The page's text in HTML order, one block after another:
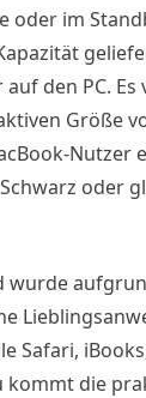
oder im
den PC.
Größe
oder
wurde
die